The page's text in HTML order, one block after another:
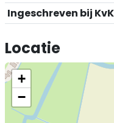
Ingeschreven bij KvK
Locatie
+
−